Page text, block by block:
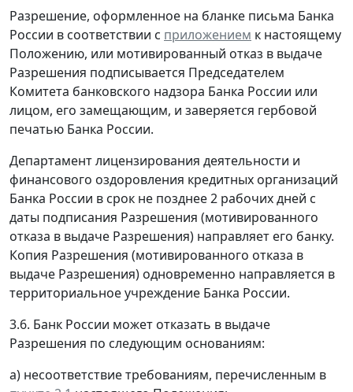
Разрешение, оформленное на бланке письма Банка
России в соответствии с приложением к настоящему
Положению, или мотивированный отказ в выдаче
Разрешения подписывается Председателем
Комитета банковского надзора Банка России или
лицом, его замещающим, и заверяется гербовой
печатью Банка России.
Департамент лицензирования деятельности и
финансового оздоровления кредитных организаций
Банка России в срок не позднее 2 рабочих дней с
даты подписания Разрешения (мотивированного
отказа в выдаче Разрешения) направляет его банку.
Копия Разрешения (мотивированного отказа в
выдаче Разрешения) одновременно направляется в
территориальное учреждение Банка России.
3.6. Банк России может отказать в выдаче
Разрешения по следующим основаниям:
а) несоответствие требованиям, перечисленным в